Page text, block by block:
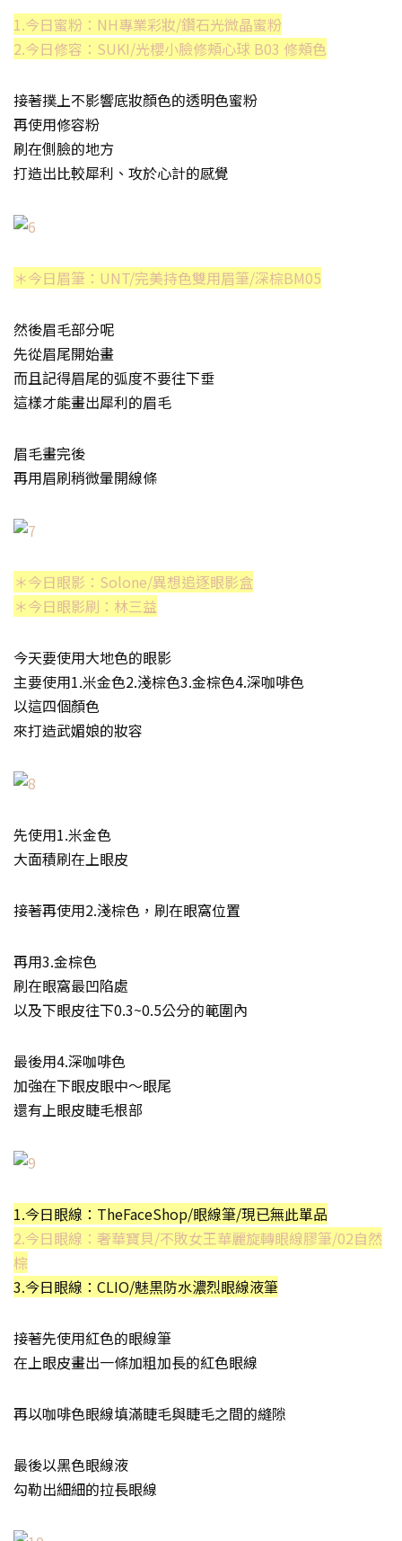
1.今日蜜粉：NH專業彩妝/鑽石光微晶蜜粉
2.今日修容：SUKI/光櫻小臉修頰心球 B03 修頰色
接著撲上不影響底妝顏色的透明色蜜粉
再使用修容粉
刷在側臉的地方
打造出比較犀利、攻於心計的感覺
＊今日眉筆：UNT/完美持色雙用眉筆/深棕BM05
然後眉毛部分呢
先從眉尾開始畫
而且記得眉尾的弧度不要往下垂
這樣才能畫出犀利的眉毛
眉毛畫完後
再用眉刷稍微暈開線條
＊今日眼影：Solone/異想追逐眼影盒
＊今日眼影刷：林三益
今天要使用大地色的眼影
主要使用1.米金色2.淺棕色3.金棕色4.深咖啡色
以這四個顏色
來打造武媚娘的妝容
先使用1.米金色
大面積刷在上眼皮
接著再使用2.淺棕色，刷在眼窩位置
再用3.金棕色
刷在眼窩最凹陷處
以及下眼皮往下0.3~0.5公分的範圍內
最後用4.深咖啡色
加強在下眼皮眼中～眼尾
還有上眼皮睫毛根部
1.今日眼線：TheFaceShop/眼線筆/現已無此單品
2.今日眼線：奢華寶貝/不敗女王華麗旋轉眼線膠筆/02自然
棕
3.今日眼線：CLIO/魅黒防水濃烈眼線液筆
接著先使用紅色的眼線筆
在上眼皮畫出一條加粗加長的紅色眼線
再以咖啡色眼線填滿睫毛與睫毛之間的縫隙
最後以黑色眼線液
勾勒出細細的拉長眼線